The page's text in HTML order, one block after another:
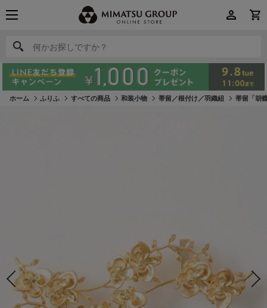
何かお探しですか？
何かお探しですか？
ホーム ふりふ すべての商品 和装小物 帯留／根付け／羽織紐 帯留「胡